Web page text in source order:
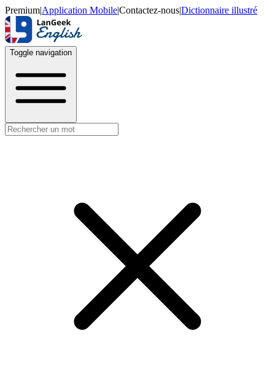
Premium|Application Mobile|Contactez-nous|Dictionnaire illustré
Toggle navigation